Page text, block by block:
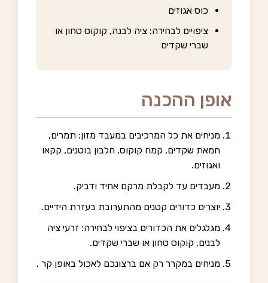
כוס אגוזים
ציפויים לבחירה: ציה לבנה, קוקוס טחון או
שברי שקדים
אופן ההכנה
מניחים את כל המרכיבים במעבד מזון: תמרים,
חמאת שקדים, קמח קוקוס, חלבון בוטנים, קקאו
ואגוזים.
מעבדים עד לקבלת מרקם אחיד ודביק.
יוצרים כדורים קטנים מהתערובת בעזרת הידיים.
מגלגלים את הכדורים בציפוי לבחירה: זרעי ציה
לבנים, קוקוס טחון או שברי שקדים.
מניחים במקרר רק אם ברצונכם לאכול באופן קר .